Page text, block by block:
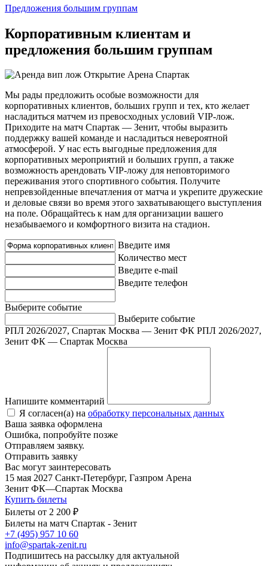
Предложения большим группам
Корпоративным клиентам и
предложения большим группам
Мы рады предложить особые возможности для
корпоративных клиентов, больших групп и тех, кто желает
насладиться матчем из превосходных условий VIP-лож.
Приходите на матч Спартак — Зенит, чтобы выразить
поддержку вашей команде и насладиться невероятной
атмосферой. У нас есть выгодные предложения для
корпоративных мероприятий и больших групп, а также
возможность арендовать VIP-ложу для неповторимого
переживания этого спортивного события. Получите
непревзойденные впечатления от матча и укрепите дружеские
и деловые связи во время этого захватывающего выступления
на поле. Обращайтесь к нам для организации вашего
незабываемого и комфортного визита на стадион.
Введите имя
Количество мест
Введите e-mail
Введите телефон
Выберите событие
Выберите событие
РПЛ 2026/2027, Спартак Москва — Зенит ФК РПЛ 2026/2027,
Зенит ФК — Спартак Москва
Напишите комментарий
Я согласен(а) на обработку персональных данных
Ваша заявка оформлена
Ошибка, попробуйте позже
Отправляем заявку.
Отправить заявку
Вас могут заинтересовать
15 мая 2027 Санкт-Петербург, Газпром Арена
Зенит ФК—Спартак Москва
Купить билеты
Билеты от 2 200 ₽
Билеты на матч Спартак - Зенит
+7 (495) 957 10 60
info@spartak-zenit.ru
Подпишитесь на рассылку для актуальной